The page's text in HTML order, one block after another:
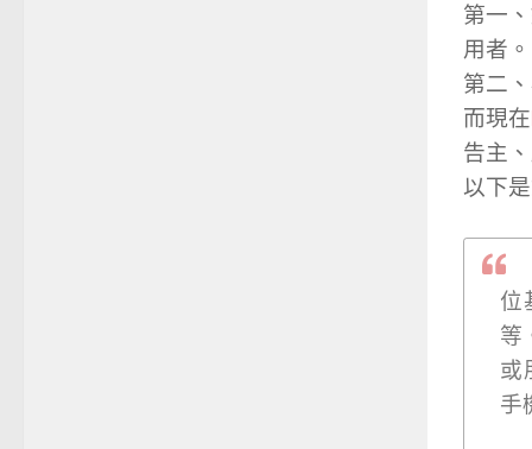
第一
用者。
第二
而現在
告主
以下
位
等
或
手